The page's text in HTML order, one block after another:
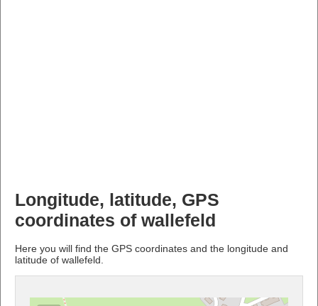
Longitude, latitude, GPS
coordinates of wallefeld
Here you will find the GPS coordinates and the longitude and
latitude of wallefeld.